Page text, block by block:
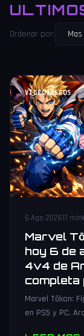
Ordenar por:
VIDEOJUEGOS
6 Ago 202617 min
Marvel
hoy 6 de
4v4 de
completa
Marvel Tōkon:
en PS5 y PC.